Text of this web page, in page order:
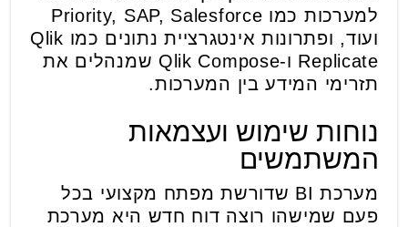
למערכות כמו Priority, SAP, Salesforce
ועוד, ופתרונות אינטגרציית נתונים כמו Qlik
Replicate ו-Qlik Compose שמנהלים את
תזרימי המידע בין המערכות.
נוחות שימוש ועצמאות
המשתמשים
מערכת BI שדורשת מפתח מקצועי בכל
פעם שמישהו רוצה דוח חדש היא מערכת